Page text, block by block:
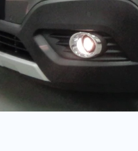
Budgetwagens
Bekijk alle